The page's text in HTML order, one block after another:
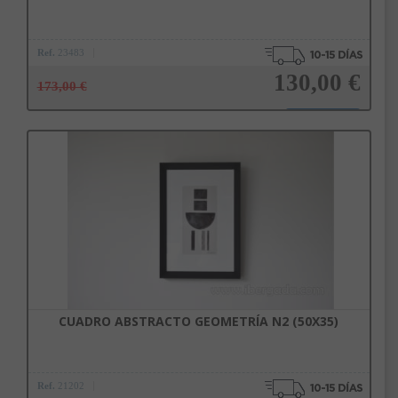
Ref.
173,00 € 130,00 €
CUADRO ABSTRACTO GEOMETRÍA N2 (50X35)
Ref.